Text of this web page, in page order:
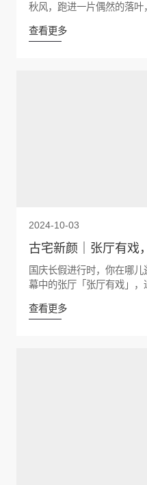
秋风，跑进一片偶然的落
查看更多
2024-10-03
古宅新颜｜张厅有戏
国庆长假进行时，你在哪
幕中的张厅「张厅有戏」，
查看更多